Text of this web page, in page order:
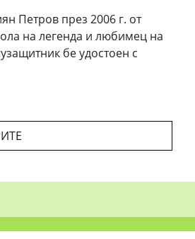
Петров през 2006 г. от
на легенда и любимец на
бе удостоен с